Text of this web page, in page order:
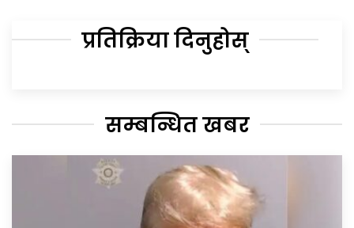
प्रतिक्रिया दिनुहोस्
सम्बन्धित खबर